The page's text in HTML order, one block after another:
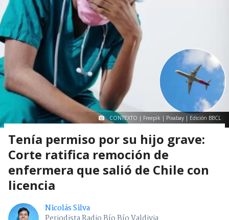
CONTEXTO | Freepik | Pixabay | Edición BBCL
Tenía permiso por su hijo grave:
Corte ratifica remoción de
enfermera que salió de Chile con
licencia
Nicolás Silva